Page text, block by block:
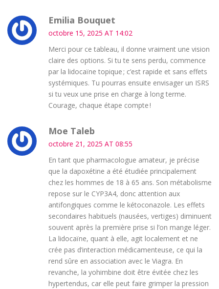
Emilia Bouquet
octobre 15, 2025 AT 14:02
Merci pour ce tableau, il donne vraiment une vision
claire des options. Si tu te sens perdu, commence
par la lidocaïne topique ; c’est rapide et sans effets
systémiques. Tu pourras ensuite envisager un ISRS
si tu veux une prise en charge à long terme.
Courage, chaque étape compte !
Moe Taleb
octobre 21, 2025 AT 08:55
En tant que pharmacologue amateur, je précise
que la dapoxétine a été étudiée principalement
chez les hommes de 18 à 65 ans. Son métabolisme
repose sur le CYP3A4, donc attention aux
antifongiques comme le kétoconazole. Les effets
secondaires habituels (nausées, vertiges) diminuent
souvent après la première prise si l’on mange léger.
La lidocaïne, quant à elle, agit localement et ne
crée pas d’interaction médicamenteuse, ce qui la
rend sûre en association avec le Viagra. En
revanche, la yohimbine doit être évitée chez les
hypertendus, car elle peut faire grimper la pression